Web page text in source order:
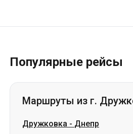
Популярные рейсы
Маршруты из г.
Дружковка - Днепр